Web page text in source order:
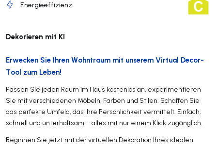
Energieeffizienz
Dekorieren mit KI
Erwecken Sie Ihren Wohntraum mit unserem Virtual Decor-
Tool zum Leben!
Passen Sie jeden Raum im Haus kostenlos an, experimentieren
Sie mit verschiedenen Möbeln, Farben und Stilen. Schaffen Sie
das perfekte Umfeld, das Ihre Persönlichkeit vermittelt. Einfach,
schnell und unterhaltsam – alles mit nur einem Klick zugänglich.
Beginnen Sie jetzt mit der virtuellen Dekoration Ihres idealen